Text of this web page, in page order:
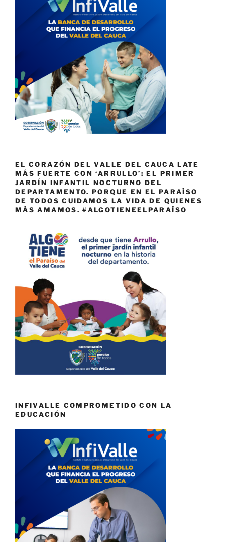
EL CORAZÓN DEL VALLE DEL CAUCA LATE
MÁS FUERTE CON ‘ARRULLO’: EL PRIMER
JARDÍN INFANTIL NOCTURNO DEL
DEPARTAMENTO. PORQUE EN EL PARAÍSO
DE TODOS CUIDAMOS LA VIDA DE QUIENES
MÁS AMAMOS. #ALGOTIENEELPARAÍSO
INFIVALLE COMPROMETIDO CON LA
EDUCACIÓN